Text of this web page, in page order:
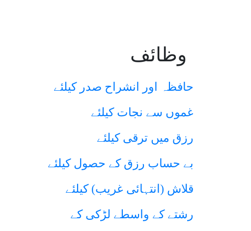
وظائف
حافظہ اور انشراح صدر کیلئے
غموں سے نجات کیلئے
رزق میں ترقی کیلئے
بے حساب رزق کے حصول کیلئے
قلاش (انتہائی غریب) کیلئے
رشتے کے واسطے لڑکی کے